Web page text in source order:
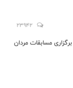
23942
مسابقات مردان